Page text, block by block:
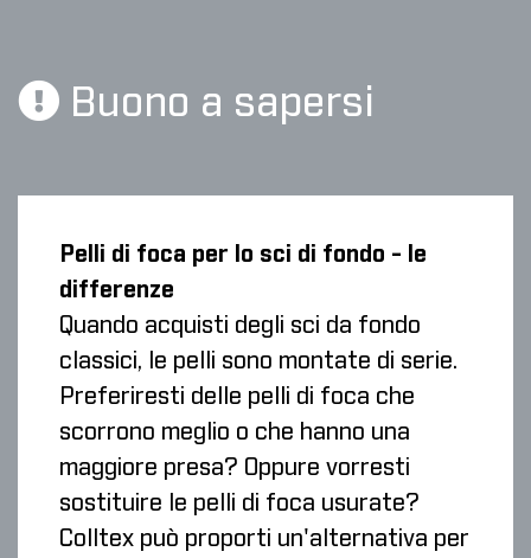
Buono a sapersi
Pelli di foca per lo sci di fondo - le
differenze
Quando acquisti degli sci da fondo
classici, le pelli sono montate di serie.
Preferiresti delle pelli di foca che
scorrono meglio o che hanno una
maggiore presa? Oppure vorresti
sostituire le pelli di foca usurate?
Colltex può proporti un'alternativa per